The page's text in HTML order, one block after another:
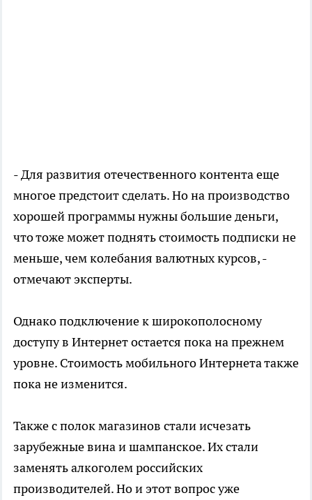
- Для развития отечественного контента еще
многое предстоит сделать. Но на производство
хорошей программы нужны большие деньги,
что тоже может поднять стоимость подписки не
меньше, чем колебания валютных курсов, -
отмечают эксперты.
Однако подключение к широкополосному
доступу в Интернет остается пока на прежнем
уровне. Стоимость мобильного Интернета также
пока не изменится.
Также с полок магазинов стали исчезать
зарубежные вина и шампанское. Их стали
заменять алкоголем российских
производителей. Но и этот вопрос уже